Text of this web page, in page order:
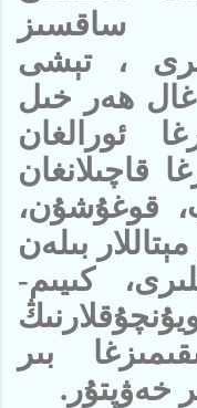
ساقسىز
، تېشى
ھەر خىل
ئورالغان
قاچىلانغان
قوغۇشۇن،
بىلەن
كىيىم-
بىر
خەۋپتۇر.